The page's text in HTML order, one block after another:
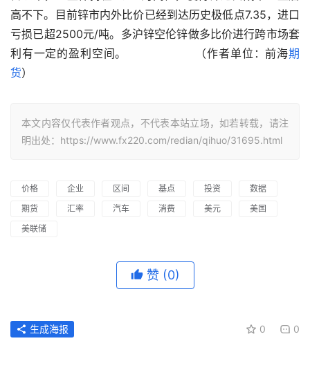
高不下。目前锌市内外比价已经到达历史极低点7.35，进口
亏损已超2500元/吨。多沪锌空伦锌做多比价进行跨市场套
利有一定的盈利空间。                 （作者单位：前海期
货）
本文内容仅代表作者观点，不代表本站立场，如若转载，请注
明出处：https://www.fx220.com/redian/qihuo/31695.html
价格 企业 区间 基点 投资
数据
期货
汇率 汽车 消费 美元
美国
美联储
赞 (0)
0 0
生成海报